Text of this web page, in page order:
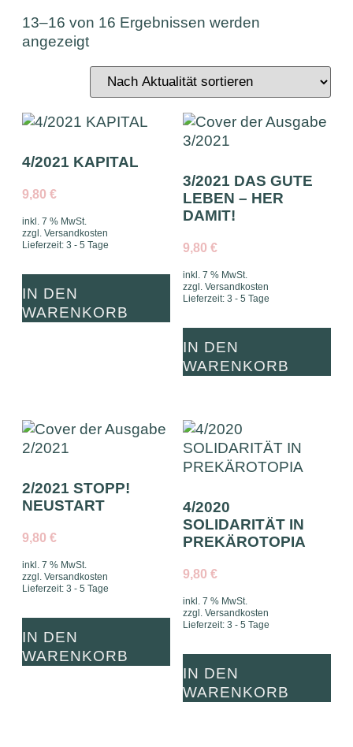
13–16 von 16 Ergebnissen werden
angezeigt
4/2021 KAPITAL
9,80€
inkl. 7 % MwSt.
zzgl.Versandkosten
Lieferzeit:3 - 5 Tage
IN DEN
WARENKORB
3/2021 DAS GUTE
LEBEN – HER
DAMIT!
9,80 €
inkl. 7 % MwSt.
zzgl. Versandkosten
Lieferzeit: 3 - 5 Tage
IN DEN
WARENKORB
2/2021 STOPP!
NEUSTART
9,80€
inkl. 7 % MwSt.
zzgl.Versandkosten
Lieferzeit:3 - 5 Tage
IN DEN
WARENKORB
4/2020
SOLIDARITÄT IN
PREKÄROTOPIA
9,80 €
inkl. 7 % MwSt.
zzgl. Versandkosten
Lieferzeit: 3 - 5 Tage
IN DEN
WARENKORB